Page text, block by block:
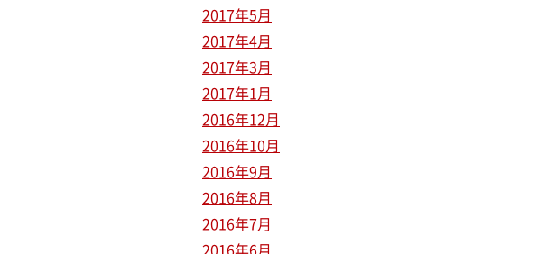
2017年5月
2017年4月
2017年3月
2017年1月
2016年12月
2016年10月
2016年9月
2016年8月
2016年7月
2016年6月